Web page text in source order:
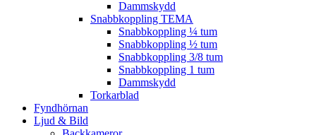
Dammskydd
Snabbkoppling TEMA
Snabbkoppling ¼ tum
Snabbkoppling ½ tum
Snabbkoppling 3/8 tum
Snabbkoppling 1 tum
Dammskydd
Torkarblad
Fyndhörnan
Ljud & Bild